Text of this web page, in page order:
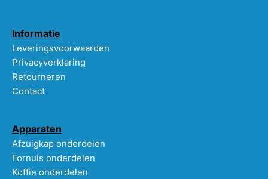
Informatie
Leveringsvoorwaarden
Privacyverklaring
Retourneren
Contact
Apparaten
Afzuigkap onderdelen
Fornuis onderdelen
Koffie onderdelen